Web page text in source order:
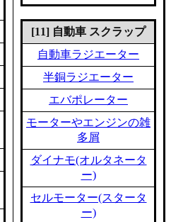
[11] 自動車 スクラップ
自動車ラジエーター
半銅ラジエーター
エバポレーター
モーターやエンジンの雑
多屑
ダイナモ(オルタネータ
ー)
セルモーター(スタータ
ー)